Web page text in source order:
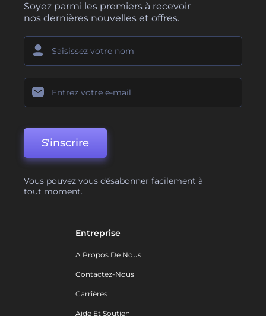
Soyez parmi les premiers à recevoir
nos dernières nouvelles et offres.
S'inscrire
Vous pouvez vous désabonner facilement à
tout moment.
Entreprise
A Propos De Nous
Contactez-Nous
Carrières
Aide Et Soutien